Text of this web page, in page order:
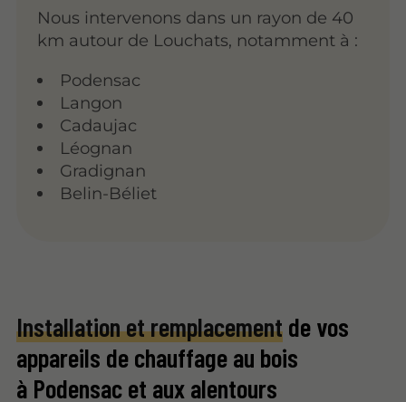
Nous intervenons dans un rayon de 40
km autour de Louchats, notamment à :
Podensac
Langon
Cadaujac
Léognan
Gradignan
Belin-Béliet
Installation et remplacement de vos
appareils de chauffage au bois
à Podensac et aux alentours